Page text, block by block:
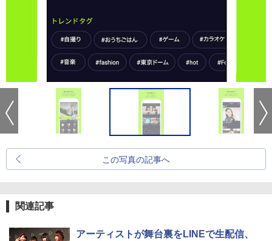
この写真の記事へ
関連記事
アーティストが舞台裏をLINEで生配信、